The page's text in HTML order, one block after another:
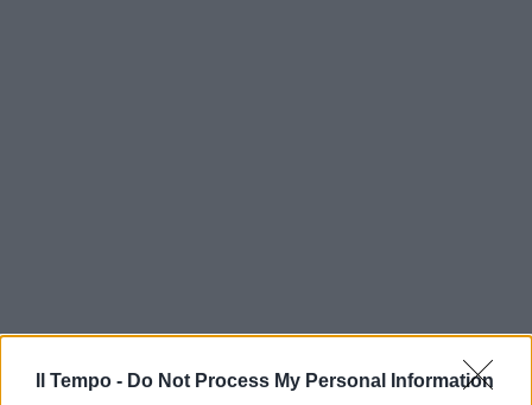
Il Tempo - Do Not Process My Personal Information
In evidenza